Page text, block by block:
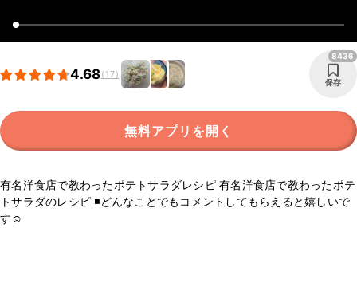
4.68(17)
保存
8436
無料アプリを開く
有名洋食店で教わったポテトサラダレシピ 有名洋食店で教わったポテ
トサラダのレシピ ◾️どんなことでもコメントしてもらえると嬉しいで
す☺️